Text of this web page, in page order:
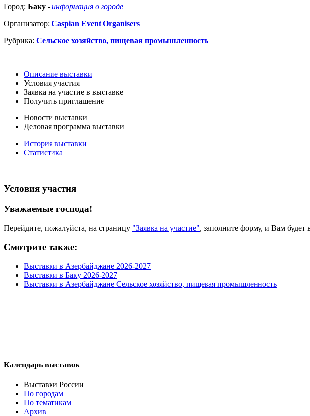
Город: Баку - информация о городе
Организатор: Caspian Event Organisers
Рубрика: Сельское хозяйство, пищевая промышленность
Описание выставки
Условия участия
Заявка на участие в выставке
Получить приглашение
Новости выставки
Деловая программа выставки
История выставки
Статистика
Условия участия
Уважаемые господа!
Перейдите, пожалуйста, на страницу "Заявка на участие", заполните форму, и Вам будет
Смотрите также:
Выставки в Азербайджане 2026-2027
Выставки в Баку 2026-2027
Выставки в Азербайджане Сельское хозяйство, пищевая промышленность
Календарь выставок
Выставки России
По городам
По тематикам
Архив